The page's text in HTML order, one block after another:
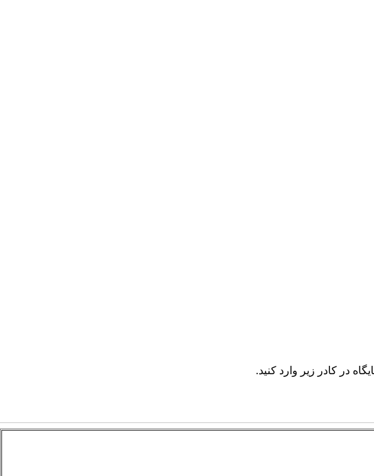
در کادر زیر وارد کنید.